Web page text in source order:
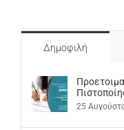
Δημοφιλή
25